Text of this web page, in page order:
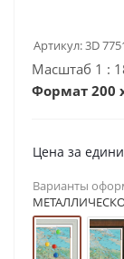
Артикул:3D
Масштаб 1 :
Формат 200
Цена за
Варианты